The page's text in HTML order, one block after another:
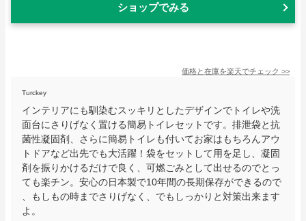
ショップでみる
価格と在庫を楽天でチェック >>
Turckey
インテリアにも馴染むスッキリとしたデザインでトイレや洗
面台にさりげなく置ける簡易トイレセットです。排泄袋と抗
菌性凝固剤、さらに簡易トイレも付いてお家はもちろんアウ
トドアなど出先でも大活躍！袋をセットして用を足し、凝固
剤を振りかけるだけで良く、可燃ごみとして出せるのでとっ
ても楽チン。安心の日本製で10年間の長期保存ができるので
、もしもの時までさりげなく、でもしっかりと対策出来ます
よ。